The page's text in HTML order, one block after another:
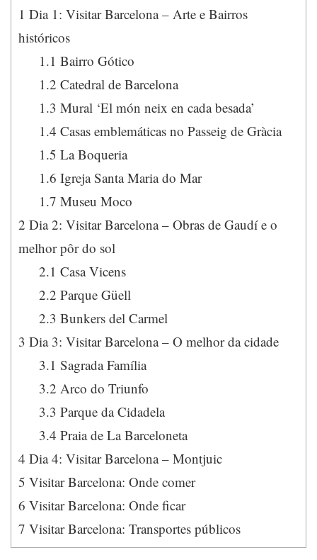
1 Dia 1: Visitar Barcelona – Arte e Bairros
históricos
1.1 Bairro Gótico
1.2 Catedral de Barcelona
1.3 Mural ‘El món neix en cada besada’
1.4 Casas emblemáticas no Passeig de Gràcia
1.5 La Boqueria
1.6 Igreja Santa Maria do Mar
1.7 Museu Moco
2 Dia 2: Visitar Barcelona – Obras de Gaudí e o
melhor pôr do sol
2.1 Casa Vicens
2.2 Parque Güell
2.3 Bunkers del Carmel
3 Dia 3: Visitar Barcelona – O melhor da cidade
3.1 Sagrada Família
3.2 Arco do Triunfo
3.3 Parque da Cidadela
3.4 Praia de La Barceloneta
4 Dia 4: Visitar Barcelona – Montjuic
5 Visitar Barcelona: Onde comer
6 Visitar Barcelona: Onde ficar
7 Visitar Barcelona: Transportes públicos